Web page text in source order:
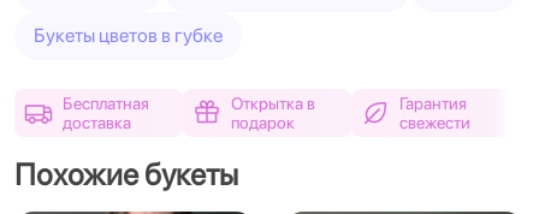
Букеты цветов в губке
Бесплатная
доставка
Открытка в
подарок
Гарантия
свежести
Похожие букеты